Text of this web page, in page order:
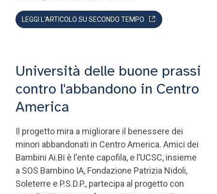
contro l'abbandono in Centro
America
Il progetto mira a migliorare il benessere dei
Bambini Ai.Bi è l'ente capofila, e l’UCSC, insieme
a SOS Bambino IA, Fondazione Patrizia Nidoli,
Soleterre e P.S.D.P., partecipa al progetto con
contributi in ricerca, formazione e capacity
building.